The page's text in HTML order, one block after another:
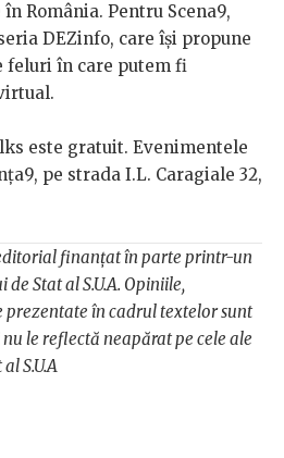
România. Pentru Scena9,
DEZinfo, care își propune
feluri în care putem fi
este gratuit. Evenimentele
pe strada I.L. Caragiale 32,
finanțat în parte printr-un
Stat al S.U.A. Opiniile,
prezentate în cadrul textelor sunt
le reflectă neapărat pe cele ale
S.U.A